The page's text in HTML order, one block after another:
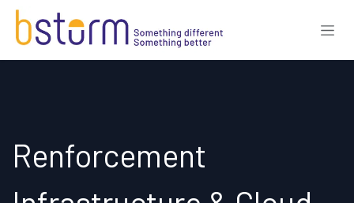
Se rendre au contenu
Renforcement